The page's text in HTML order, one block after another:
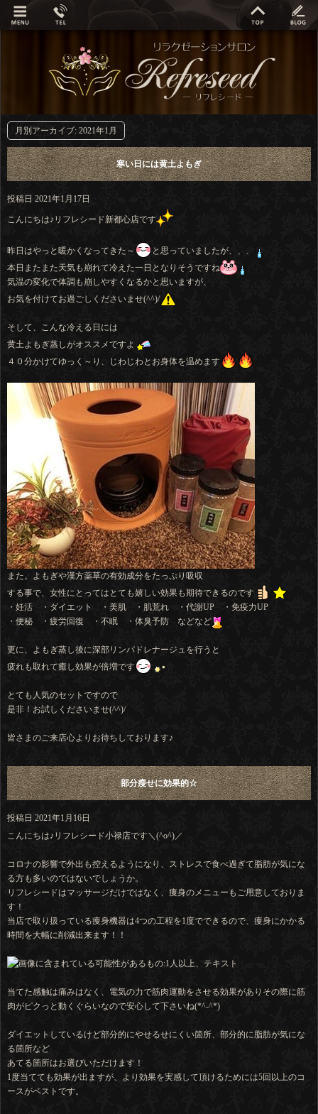
月別アーカイブ: 2021年1月
寒い日には黄土よもぎ
投稿日 2021年1月17日
こんにちは♪リフレシード新都心店です
昨日はやっと暖かくなってきた～
と思っていましたが、、、
本日またまた天気も崩れて冷えた一日となりそうですね
気温の変化で体調も崩しやすくなるかと思いますが、
お気を付けてお過ごしくださいませ(^^)/
そして、こんな冷える日には
黄土よもぎ蒸しがオススメですよ
４０分かけてゆっく～り、じわじわとお身体を温めます
また。よもぎや漢方薬草の有効成分をたっぷり吸収
する事で、女性にとってはとても嬉しい効果も期待できるのです
・妊活 ・ダイエット ・美肌 ・肌荒れ ・代謝UP ・免疫力UP
・便秘 ・疲労回復 ・不眠 ・体臭予防 などなど
更に、よもぎ蒸し後に深部リンパドレナージュを行うと
疲れも取れて癒し効果が倍増です
とても人気のセットですので
是非！お試しくださいませ(^^)/
皆さまのご来店心よりお待ちしております♪
部分瘦せに効果的☆
投稿日 2021年1月16日
こんにちは♪リフレシード小禄店です＼(^o^)／
コロナの影響で外出も控えるようになり、ストレスで食べ過ぎて脂肪が気にな
る方も多いのではないでしょうか。
リフレシードはマッサージだけではなく、痩身のメニューもご用意しておりま
す！
当店で取り扱っている痩身機器は4つの工程を1度でできるので、痩身にかかる
時間を大幅に削減出来ます！！
当てた感触は痛みはなく、電気の力で筋肉運動をさせる効果がありその際に筋
肉がピクっと動くぐらいなので安心して下さいね(*^-^*)
ダイエットしているけど部分的にやせるせにくい箇所、部分的に脂肪が気にな
る箇所など
あてる箇所はお選びいただけます！
1度当てても効果が出ますが、より効果を実感して頂けるためには5回以上のコ
ースがベストです。